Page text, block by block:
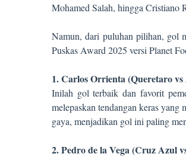
Mohamed Salah, hingga Cristiano
Namun, dari puluhan pilihan, gol
Puskas Award 2025 versi Planet
1. Carlos Orrienta (Queretaro vs
Inilah gol terbaik dan favorit
melepaskan tendangan keras
gaya, menjadikan gol ini paling
2. Pedro de la Vega (Cruz Azul